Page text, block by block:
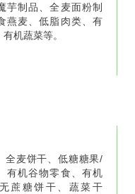
芋制品、全麦面粉制
燕麦、低脂肉类、有
机蔬菜等。
全麦饼干、 低糖糖果/
有机谷物零食、 有机
无蔗糖饼干、 蔬菜干